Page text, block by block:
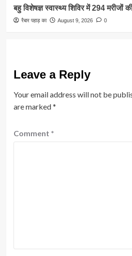
बहु विशेषज्ञ स्वास्थ्य शिविर में 294 मरीजों
रैबार पहाड़ का August 9, 2026 0
Leave a Reply
Your email address will not be
are marked*
Comment *